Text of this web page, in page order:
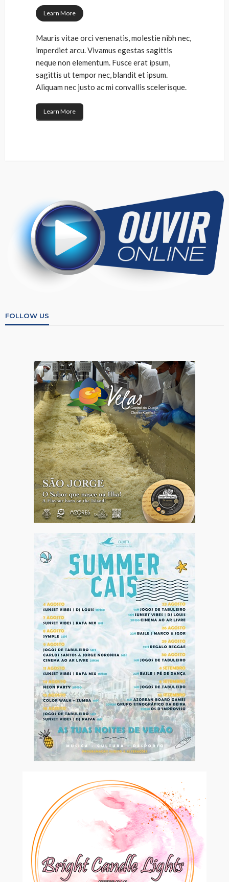
Learn More
Mauris vitae orci venenatis, molestie nibh nec,
imperdiet arcu. Vivamus egestas sagittis
neque non elementum. Fusce erat ipsum,
sagittis ut tempor nec, blandit et ipsum.
Aliquam nec justo ac mi convallis scelerisque.
Learn More
FOLLOW US